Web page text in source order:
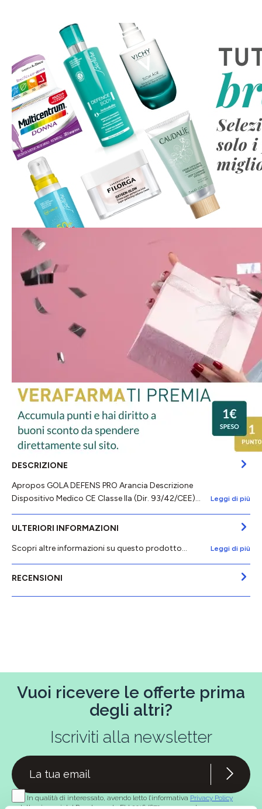
DESCRIZIONE
Apropos GOLA DEFENS PRO Arancia Descrizione
Dispositivo Medico CE Classe IIa (Dir. 93/42/CEE)…
Leggi di più
ULTERIORI INFORMAZIONI
Scopri altre informazioni su questo prodotto...
Leggi di più
RECENSIONI
Vuoi ricevere le offerte prima
degli altri?
Iscriviti alla newsletter
In qualità di interessato, avendo letto l’informativa Privacy Policy
redatta ai sensi del Regolamento EU 2016/679, acconsento